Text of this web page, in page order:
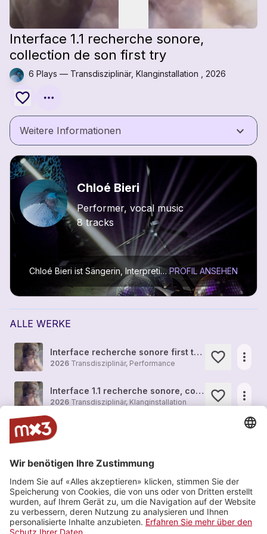
Interface 1.1 recherche sonore,
collection de son first try
6 Plays — Transdisziplinär, Klanginstallation , 2026
Weitere Informationen keyboard_arrow_down
Chloé Bieri
Performer, vocal music
8 tracks
Chloé Bieri ist Sängerin, Interpretin, Klangkünstlerin und Performerin. PROFIL ANSEHEN
ALLE WERKE
Interface recherche sonore first try 1.1
2026 Transdisziplinär, Performance more_horiz
Interface 1.1 recherche sonore, collection de son first try
2026 Transdisziplinär, Klanginstallation more_horiz
Chloé Bieri - Gala
2026
2026Transdisziplinär, Performance
Echoes of Queen
2026 Transdisziplinär, Klanginstallation